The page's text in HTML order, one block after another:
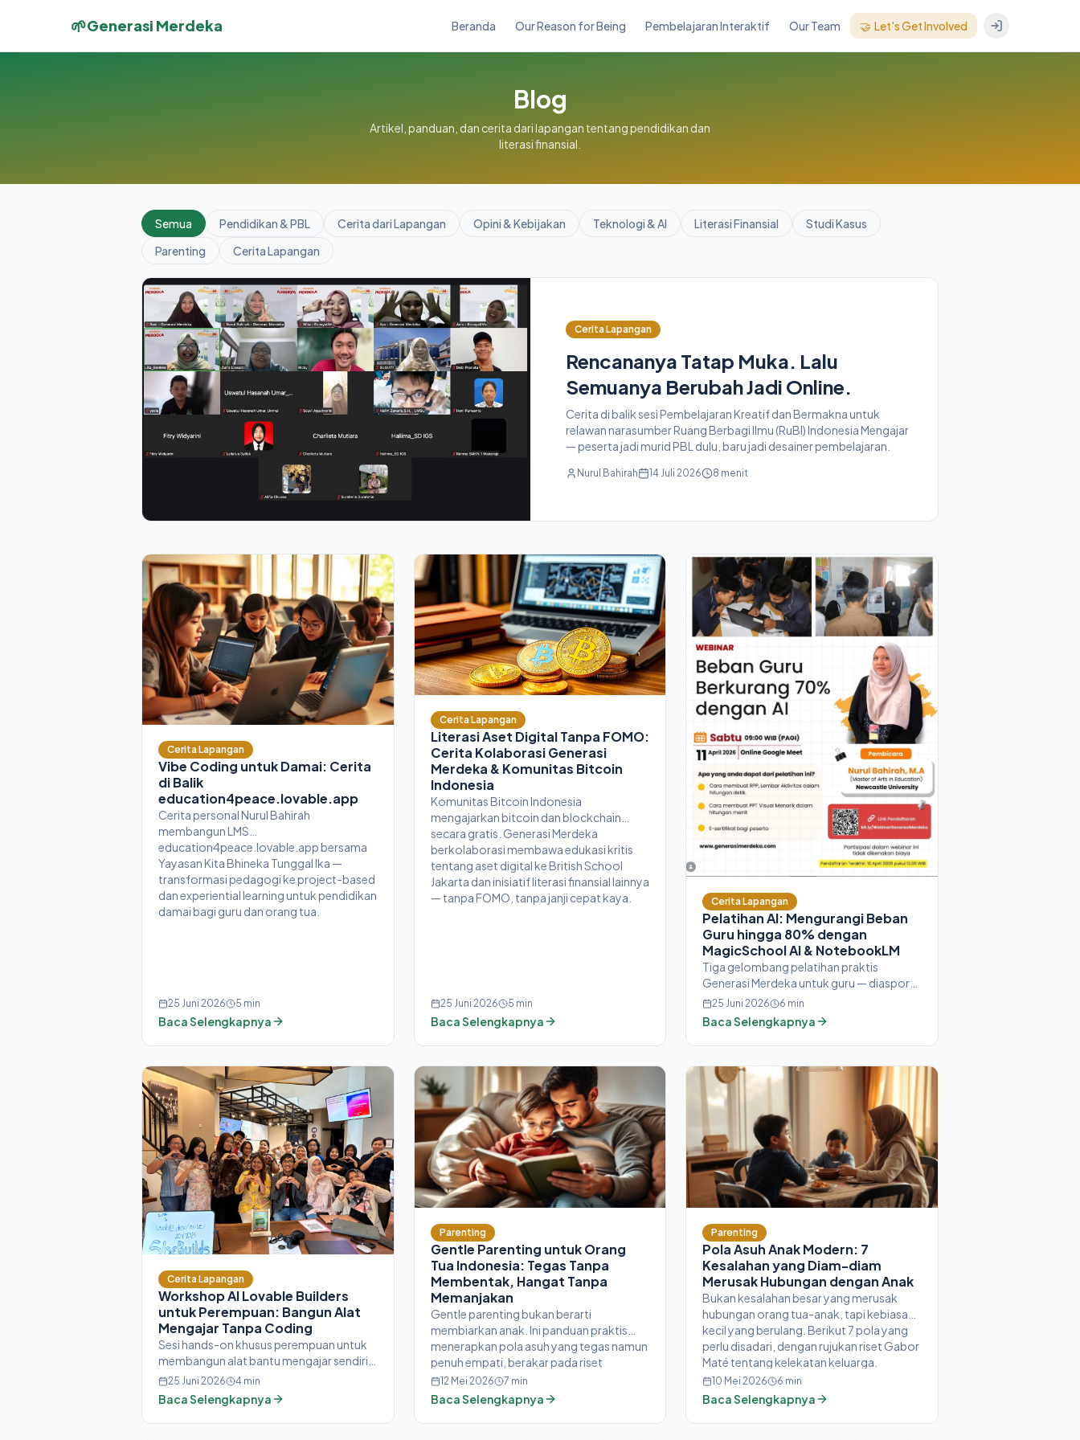
🌱Generasi Merdeka Beranda Our Reason for Being Pembelajaran Interaktif Our Team 🤝 Let's Get Involved
Blog
Artikel, panduan, dan cerita dari lapangan tentang pendidikan dan
literasi finansial.
Semua Pendidikan & PBL Cerita dari Lapangan Opini & Kebijakan Teknologi & AI Literasi Finansial
Studi Kasus
Parenting
Cerita Lapangan
Cerita Lapangan
Rencananya Tatap Muka. Lalu
Semuanya Berubah Jadi Online.
Cerita di balik sesi Pembelajaran Kreatif dan Bermakna untuk
relawan narasumber Ruang Berbagi Ilmu (RuBI) Indonesia Mengajar
— peserta jadi murid PBL dulu, baru jadi desainer pembelajaran.
Nurul Bahirah 14 Juli 2026 8 menit
Cerita Lapangan
Vibe Coding untuk Damai: Cerita
di Balik
education4peace.lovable.app
Cerita personal Nurul Bahirah
membangun LMS
education4peace.lovable.app bersama
Yayasan Kita Bhineka Tunggal Ika —
transformasi pedagogi ke project-based
dan experiential learning untuk pendidikan
damai bagi guru dan orang tua.
25 Juni 2026 5 min
Baca Selengkapnya
Cerita Lapangan
Literasi Aset Digital Tanpa FOMO:
Cerita Kolaborasi Generasi
Merdeka & Komunitas Bitcoin
Indonesia
Komunitas Bitcoin Indonesia
mengajarkan bitcoin dan blockchain
secara gratis. Generasi Merdeka
berkolaborasi membawa edukasi kritis
tentang aset digital ke British School
Jakarta dan inisiatif literasi finansial lainnya
— tanpa FOMO, tanpa janji cepat kaya.
25 Juni 2026 5 min
Baca Selengkapnya
Cerita Lapangan
Pelatihan AI: Mengurangi Beban
Guru hingga 80% dengan
MagicSchool AI & NotebookLM
Tiga gelombang pelatihan praktis
Generasi Merdeka untuk guru — diaspora
Indonesia di luar negeri, Kombel
Watusampu (Indonesia Timur), dan guru
umum. Satu jam penuh praktik langsung:
RPP dan modul jadi dalam hitungan menit,
tanpa harus diedit ulang.
25 Juni 2026 6 min
Baca Selengkapnya
Cerita Lapangan
Workshop AI Lovable Builders
untuk Perempuan: Bangun Alat
Mengajar Tanpa Coding
Sesi hands-on khusus perempuan untuk
membangun alat bantu mengajar sendiri
menggunakan Lovable — dari kuis
interaktif hingga dashboard kelas, tanpa
perlu coding.
25 Juni 2026 4 min
Baca Selengkapnya
Parenting
Gentle Parenting untuk Orang
Tua Indonesia: Tegas Tanpa
Membentak, Hangat Tanpa
Memanjakan
Gentle parenting bukan berarti
membiarkan anak. Ini panduan praktis
menerapkan pola asuh yang tegas namun
penuh empati, berakar pada riset
attachment Gabor Maté dalam buku Hold
On to Your Kids.
12 Mei 2026 7 min
Baca Selengkapnya
Parenting
Pola Asuh Anak Modern: 7
Kesalahan yang Diam-diam
Merusak Hubungan dengan Anak
Bukan kesalahan besar yang merusak
hubungan orang tua-anak, tapi kebiasaan
kecil yang berulang. Berikut 7 pola yang
perlu disadari, dengan rujukan riset Gabor
Maté tentang kelekatan keluarga.
10 Mei 2026 6 min
Baca Selengkapnya